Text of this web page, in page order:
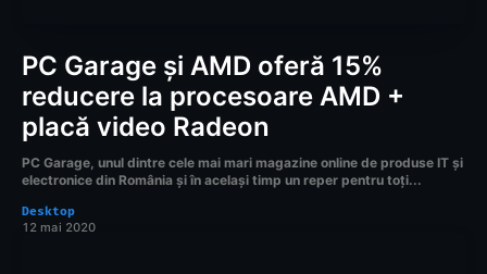
PC Garage și AMD oferă 15%
reducere la procesoare AMD +
placă video Radeon
PC Garage, unul dintre cele mai mari magazine online de produse IT și
electronice din România și în același timp un reper pentru toți...
Desktop
12 mai 2020